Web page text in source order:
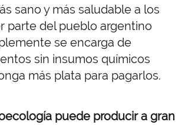
sano y más saludable a los
parte del pueblo argentino
se encarga de
sin insumos químicos
más plata para pagarlos.
puede producir a gran